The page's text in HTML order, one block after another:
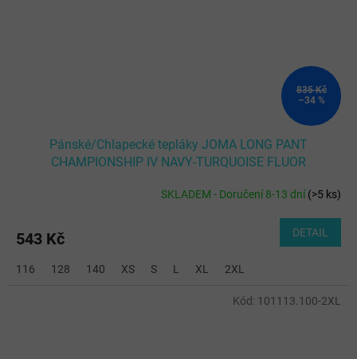
835 Kč
–34 %
Pánské/Chlapecké tepláky JOMA LONG PANT
CHAMPIONSHIP IV NAVY-TURQUOISE FLUOR
SKLADEM - Doručení 8-13 dní(>5 ks)
543 Kč DETAIL
116 128 140 XS S L XL 2XL
Kód: 101113.100-2XL